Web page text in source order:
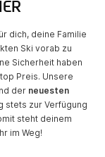
dich, deine Familie
Ski vorab zu
Sicherheit haben
Preis. Unsere
der neuesten
stets zur Verfügung
steht deinem
im Weg!